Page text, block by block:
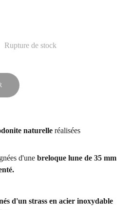
Rupture de stock
naturelle réalisées
d'une breloque lune de 35 mm
d'un strass en acier inoxydable